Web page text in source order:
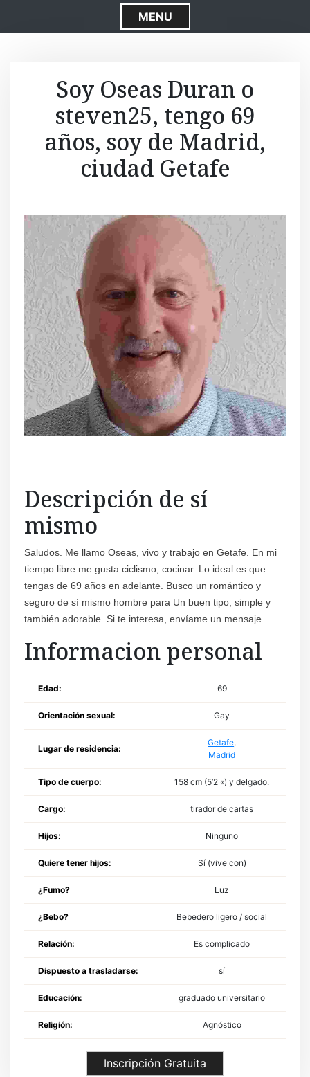
S
k
o
o
n
MENU
Soy Oseas Duran o
steven25, tengo 69
años, soy de Madrid,
ciudad Getafe
Descripción de sí
mismo
Saludos. Me llamo Oseas, vivo y trabajo en Getafe. En mi
tiempo libre me gusta ciclismo, cocinar. Lo ideal es que
tengas de 69 años en adelante. Busco un romántico y
seguro de sí mismo hombre para Un buen tipo, simple y
también adorable. Si te interesa, envíame un mensaje
Informacion personal
Edad: 69
Orientación sexual: Gay
Lugar de residencia:
Getafe,
Madrid
Tipo de cuerpo: 158 cm (5’2 «) y delgado.
Cargo: tirador de cartas
Hijos: Ninguno
Quiere tener hijos: Sí (vive con)
¿Fumo? Luz
¿Bebo? Bebedero ligero / social
Relación: Es complicado
Dispuesto a trasladarse: sí
Educación: graduado universitario
Religión: Agnóstico
Inscripción Gratuita